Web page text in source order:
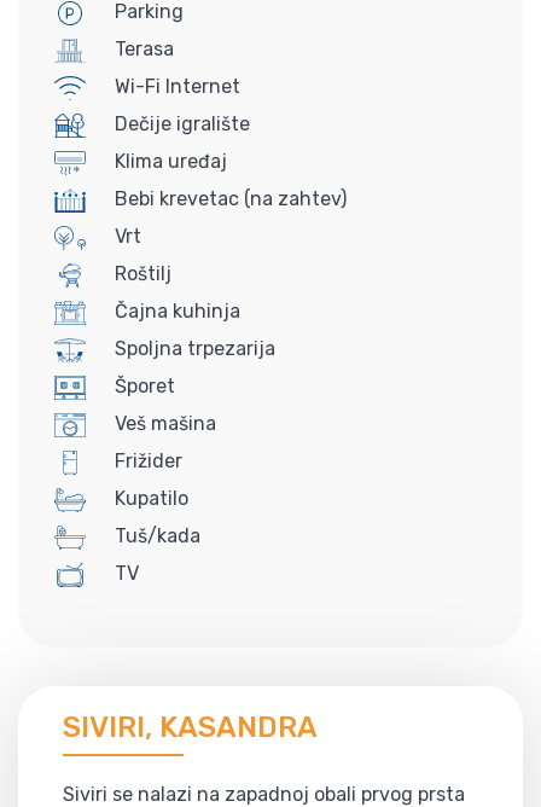
Parking
Terasa
Wi-Fi Internet
Dečije igralište
Klima uređaj
Bebi krevetac (na zahtev)
Vrt
Roštilj
Čajna kuhinja
Spoljna trpezarija
Šporet
Veš mašina
Frižider
Kupatilo
Tuš/kada
TV
SIVIRI, KASANDRA
Siviri se nalazi na zapadnoj obali prvog prsta